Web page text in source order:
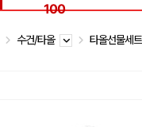
100
수건/타올 타올선물세